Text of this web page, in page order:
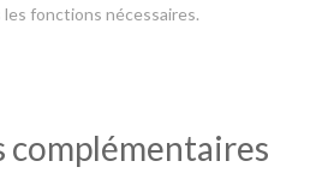
fonctions nécessaires.